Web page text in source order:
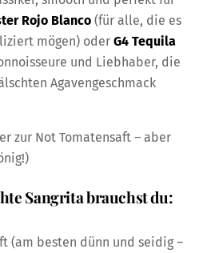
Rojo Blanco (für alle, die es
mögen) oder G4 Tequila
und Liebhaber, die
Agavengeschmack
zur Not Tomatensaft – aber
Sangrita brauchst du:
(am besten dünn und seidig –